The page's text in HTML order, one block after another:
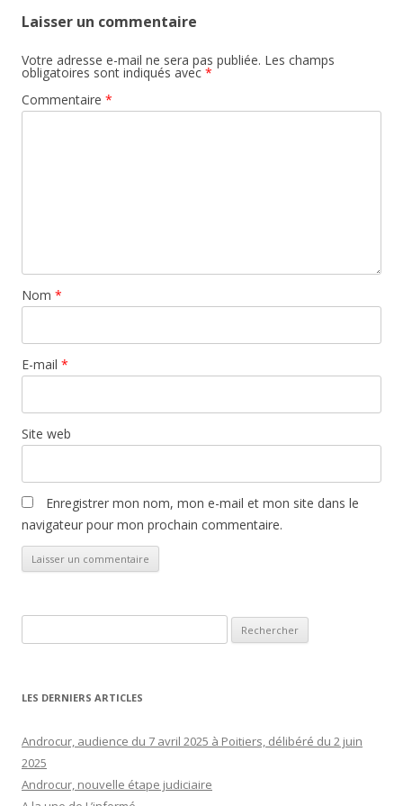
Laisser un commentaire
Votre adresse e-mail ne sera pas publiée. Les champs
obligatoires sont indiqués avec *
Commentaire *
Nom *
E-mail *
Site web
Enregistrer mon nom, mon e-mail et mon site dans le
navigateur pour mon prochain commentaire.
LES DERNIERS ARTICLES
Androcur, audience du 7 avril 2025 à Poitiers, délibéré du 2 juin
2025
Androcur, nouvelle étape judiciaire